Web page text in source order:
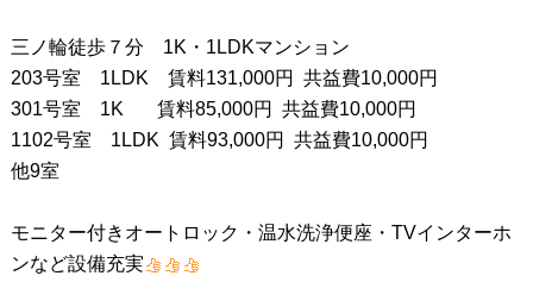
三ノ輪徒歩７分 1K・1LDKマンション
203号室 1LDK 賃料131,000円 共益費10,000円
301号室 1K 賃料85,000円 共益費10,000円
1102号室 1LDK 賃料93,000円 共益費10,000円
他9室
モニター付きオートロック・温水洗浄便座・TVインターホ
ンなど設備充実